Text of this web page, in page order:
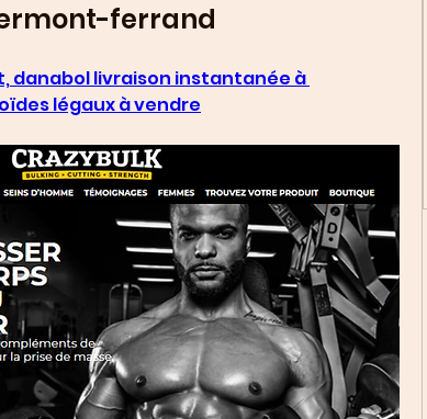
ferrand
danabol livraison instantanée à
légaux à vendre